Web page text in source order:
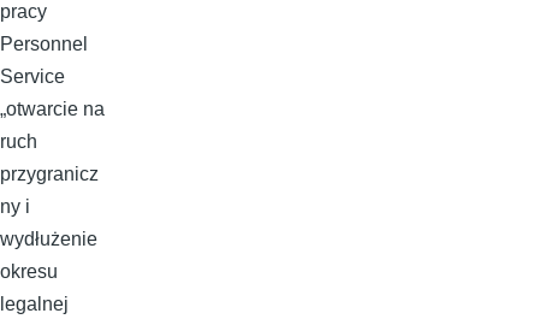
pracy
Personnel
Service
„otwarcie na
ruch
przygranicz
ny i
wydłużenie
okresu
legalnej